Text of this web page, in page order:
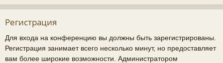
Регистрация
Для входа на конференцию вы должны быть зарегистрированы.
Регистрация занимает всего несколько минут, но предоставляет
вам более широкие возможности. Администратором